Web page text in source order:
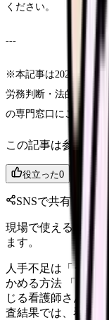
ください。
---
※本記事は2026年6月
労務判断・法的判断が
の専門窓口にご相談く
この記事は参考にな
役立った0
SNSで共有
現場で使えるポイ
ます。
人手不足は「うち
かめる方法 「人手
じる看護師さんへ
査結果では、看護